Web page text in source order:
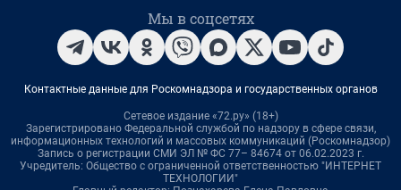
Мы в соцсетях
Контактные данные для Роскомнадзора и государственных органов
Сетевое издание «72.ру» (18+)
Зарегистрировано Федеральной службой по надзору в сфере связи,
информационных технологий и массовых коммуникаций (Роскомнадзор)
Запись о регистрации СМИ ЭЛ № ФС 77– 84674 от 06.02.2023 г.
Учредитель: Общество с ограниченной ответственностью "ИНТЕРНЕТ
ТЕХНОЛОГИИ"